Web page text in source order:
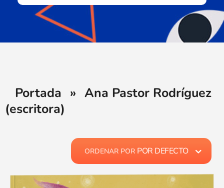
Portada » Ana Pastor Rodríguez
(escritora)
ORDENAR POR POR DEFECTO